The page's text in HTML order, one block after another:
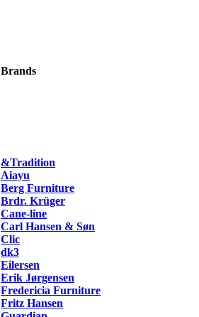
Brands
&Tradition
Aiayu
Berg Furniture
Brdr. Krüger
Cane-line
Carl Hansen & Søn
Clic
dk3
Eilersen
Erik Jørgensen
Fredericia Furniture
Fritz Hansen